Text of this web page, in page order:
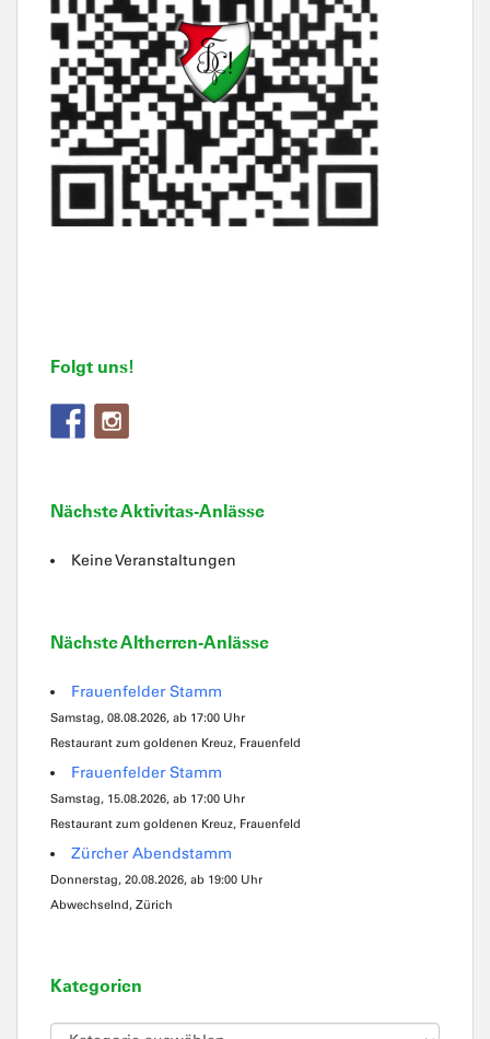
Folgt uns!
Nächste Aktivitas-Anlässe
Keine Veranstaltungen
Nächste Altherren-Anlässe
Frauenfelder Stamm
Samstag, 08.08.2026, ab 17:00 Uhr
Restaurant zum goldenen Kreuz, Frauenfeld
Frauenfelder Stamm
Samstag, 15.08.2026, ab 17:00 Uhr
Restaurant zum goldenen Kreuz, Frauenfeld
Zürcher Abendstamm
Donnerstag, 20.08.2026, ab 19:00 Uhr
Abwechselnd, Zürich
Kategorien
Kategorien